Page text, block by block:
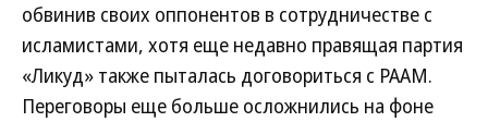
обвинив своих оппонентов в сотрудничестве с
исламистами, хотя еще недавно правящая партия
«Ликуд» также пыталась договориться с РААМ.
Переговоры еще больше осложнились на фоне